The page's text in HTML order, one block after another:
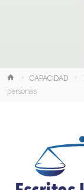
InicioCAPACIDAD
personas